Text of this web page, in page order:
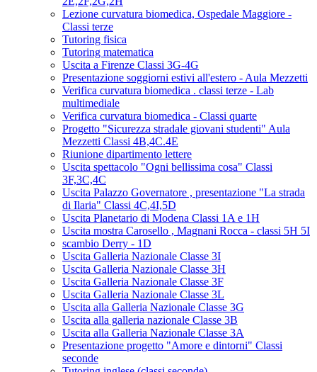
Lezione curvatura biomedica, Ospedale Maggiore -
Classi terze
Tutoring fisica
Tutoring matematica
Uscita a Firenze Classi 3G-4G
Presentazione soggiorni estivi all'estero - Aula Mezzetti
Verifica curvatura biomedica . classi terze - Lab
multimediale
Verifica curvatura biomedica - Classi quarte
Progetto "Sicurezza stradale giovani studenti" Aula
Mezzetti Classi 4B,4C.4E
Riunione dipartimento lettere
Uscita spettacolo "Ogni bellissima cosa" Classi
3F,3C,4C
Uscita Palazzo Governatore , presentazione "La strada
di Ilaria" Classi 4C,4I,5D
Uscita Planetario di Modena Classi 1A e 1H
Uscita mostra Carosello , Magnani Rocca - classi 5H 5I
scambio Derry - 1D
Uscita Galleria Nazionale Classe 3I
Uscita Galleria Nazionale Classe 3H
Uscita Galleria Nazionale Classe 3F
Uscita Galleria Nazionale Classe 3L
Uscita alla Galleria Nazionale Classe 3G
Uscita alla galleria nazionale Classe 3B
Uscita alla Galleria Nazionale Classe 3A
Presentazione progetto "Amore e dintorni" Classi
seconde